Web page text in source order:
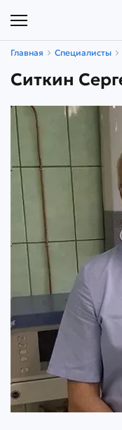
Главная Специалисты
Ситкин